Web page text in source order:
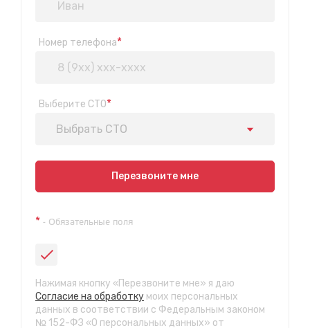
Номер телефона*
Выберите СТО*
Выбрать СТО
Показать на карте
ул. Пригородная 1/1 (при выезде из города в сторону
СТО "Байкальская"
ул.Байкальская, 58г
с 7.00 до 23.30, без выходных
Перезвоните мне
* - Обязательные поля
Нажимая кнопку «Перезвоните мне» я даю
Согласие на обработку моих персональных
данных в соответствии с Федеральным законом
№ 152-ФЗ «О персональных данных» от